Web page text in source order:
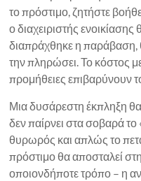
το πρόστιμο, ζητήστε
ο διαχειριστής
διαπράχθηκε η παράβαση,
την πληρώσει. Το κόστος
προμήθειες επιβαρύνουν
Μια δυσάρεστη έκπληξη θα
δεν παίρνει στα σοβαρά
θυρωρός και απλώς το
πρόστιμο θα αποσταλεί
οποιονδήποτε τρόπο – η